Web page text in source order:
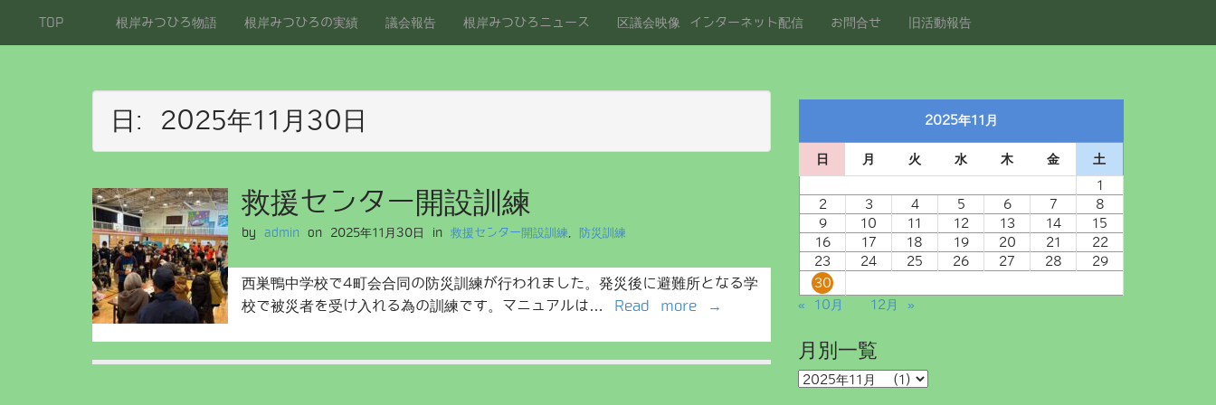
i
i
TOP 根岸みつひろ物語 根岸みつひろの実績 議会報告 根岸みつひろニュース 区議会映像 インターネット配信 お問合せ 旧活動報告
日: 2025年11月30日
救援センター開設訓練
by admin on 2025年11月30日 in 救援センター開設訓練, 防災訓練
西巣鴨中学校で4町会合同の防災訓練が行われました。発災後に避難所となる学
校で被災者を受け入れる為の訓練です。マニュアルは…
Read more →
2025年11月
日 月 火 水 木 金
土
1
2
3 4 5 6 7
8
9
10 11 12 13 14
15
16
17 18 19 20 21
22
23
24 25 26 27 28
29
30
« 10月
12月 »
月別一覧
月